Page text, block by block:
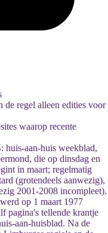
regel alleen edities voor
waarop recente
huis-aan-huis weekblad,
die op dinsdag en
in maart; regelmatig
(grotendeels aanwezig),
2001-2008 incompleet).
op 1 maart 1977
pagina's tellende krantje
aan-huisblad. Na de